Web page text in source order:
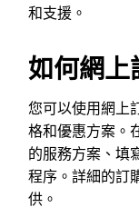
和支援。
如何網上
您可以使用網上
格和優惠方案。
的服務方案、填
程序。詳細的訂
供。